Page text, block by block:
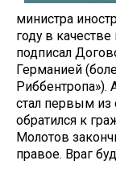
министра
году в
подписал
Германией
стал первым из
обратился к
Молотов
правое. Враг